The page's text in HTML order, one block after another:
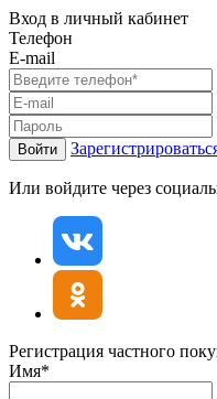
Вход в личный кабинет
Телефон
E-mail
Войти
Или войдите через
Регистрация частного
Имя*